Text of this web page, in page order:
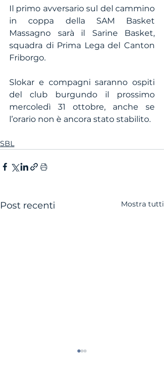
Il primo avversario sul del cammino
in coppa della SAM Basket
Massagno sarà il Sarine Basket,
squadra di Prima Lega del Canton
Friborgo.
Slokar e compagni saranno ospiti
del club burgundo il prossimo
mercoledì 31 ottobre, anche se
l’orario non è ancora stato stabilito.
SBL
Post recenti Mostra tutti